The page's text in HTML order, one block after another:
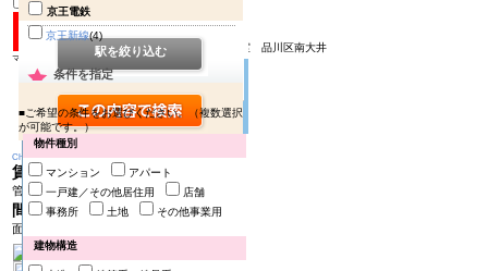
京王電鉄
京王新線(4)
条件を指定
■ご希望の条件をお選びください。（複数選択
が可能です。）
物件種別
マンション
アパート
一戸建／その他居住用
店舗
事務所
土地 その他事業用
建物構造
駅を絞り込む
ＨＹ’ｓ 品川南大井1001号室 品川区南大井
マンション
Change
賃料10.5万円
管理費 10000円
間取り1K
面積 20.02㎡